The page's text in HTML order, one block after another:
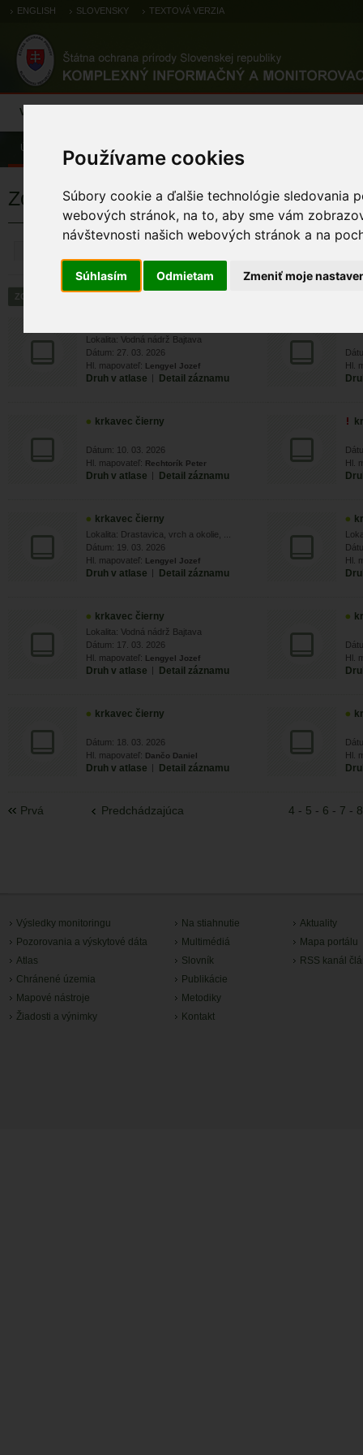
Používame cookies
Súbory cookie a ďalšie technológie sledovania
webových stránok, na to, aby sme vám
návštevnosti našich webových stránok a na
Súhlasím Odmietam Zmeniť moje
ENGLISH SLOVENSKY TEXTOVÁ VERZIA
Výsledky monitoringu
Úvod Pozorovania a výskytové dáta
Zoologické výskytové záznamy
Lokalita: Vodná nádrž Bajtava
Dátum: 27. 03. 2026
Hl. mapovateľ: Lengyel Jozef
Druh v atlase | Detail záznamu
Hl.
krkavec čierny
Dátum: 10. 03. 2026
Hl. mapovateľ: Rechtorík Peter
Druh v atlase | Detail záznamu
Hl.
krkavec čierny
Lokalita: Drastavica, vrch a okolie, ...
Dátum: 19. 03. 2026
Hl. mapovateľ: Lengyel Jozef
Druh v atlase | Detail záznamu
Hl.
krkavec čierny
Lokalita: Vodná nádrž Bajtava
Dátum: 17. 03. 2026
Hl. mapovateľ: Lengyel Jozef
Druh v atlase | Detail záznamu
Hl.
krkavec čierny
Dátum: 18. 03. 2026
Hl. mapovateľ: Dančo Daniel
Druh v atlase | Detail záznamu
Hl.
Prvá Predchádzajúca 4 - 5 - 6 - 7 - 8
Výsledky monitoringu
Pozorovania a výskytové dáta
Atlas
Chránené územia
Mapové nástroje
Žiadosti a výnimky
Na stiahnutie
Multimédiá
Slovník
Publikácie
Metodiky
Kontakt
Aktuality
Mapa portálu
RSS kanál